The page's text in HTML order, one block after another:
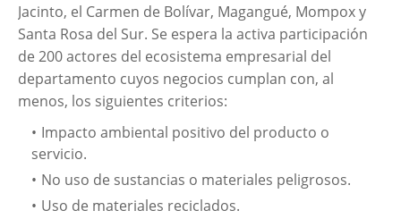
Jacinto, el Carmen de Bolívar, Magangué, Mompox y
Santa Rosa del Sur. Se espera la activa participación
de 200 actores del ecosistema empresarial del
departamento cuyos negocios cumplan con, al
menos, los siguientes criterios:
Impacto ambiental positivo del producto o
servicio.
No uso de sustancias o materiales peligrosos.
Uso de materiales reciclados.